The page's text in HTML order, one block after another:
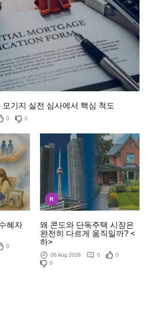
기지 실전 심사에서 핵심 척도
0 0
혜자
0
R
왜 콘도와 단독주택 시장은
완전히 다르게 움직일까? <
하>
06 Aug 2026 0
0
0